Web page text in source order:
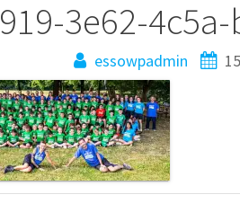
3e62-
essowpadmin